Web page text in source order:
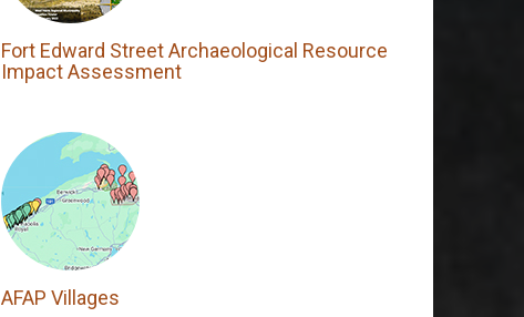
Fort Edward Street Archaeological Resource
Impact Assessment
AFAP Villages